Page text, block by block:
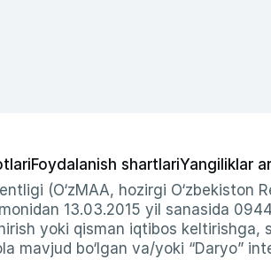
Foydalanish shartlariYangiliklar
(O‘zMAA, hozirgi O‘zbekiston
13.03.2015 yil sanasida
yoki qisman iqtibos
mavjud bo‘lgan va/yoki “Daryo”